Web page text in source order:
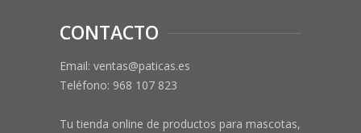
CONTACTO
Email: ventas@paticas.es
Teléfono: 968 107 823
Tu tienda online de productos para mascotas,